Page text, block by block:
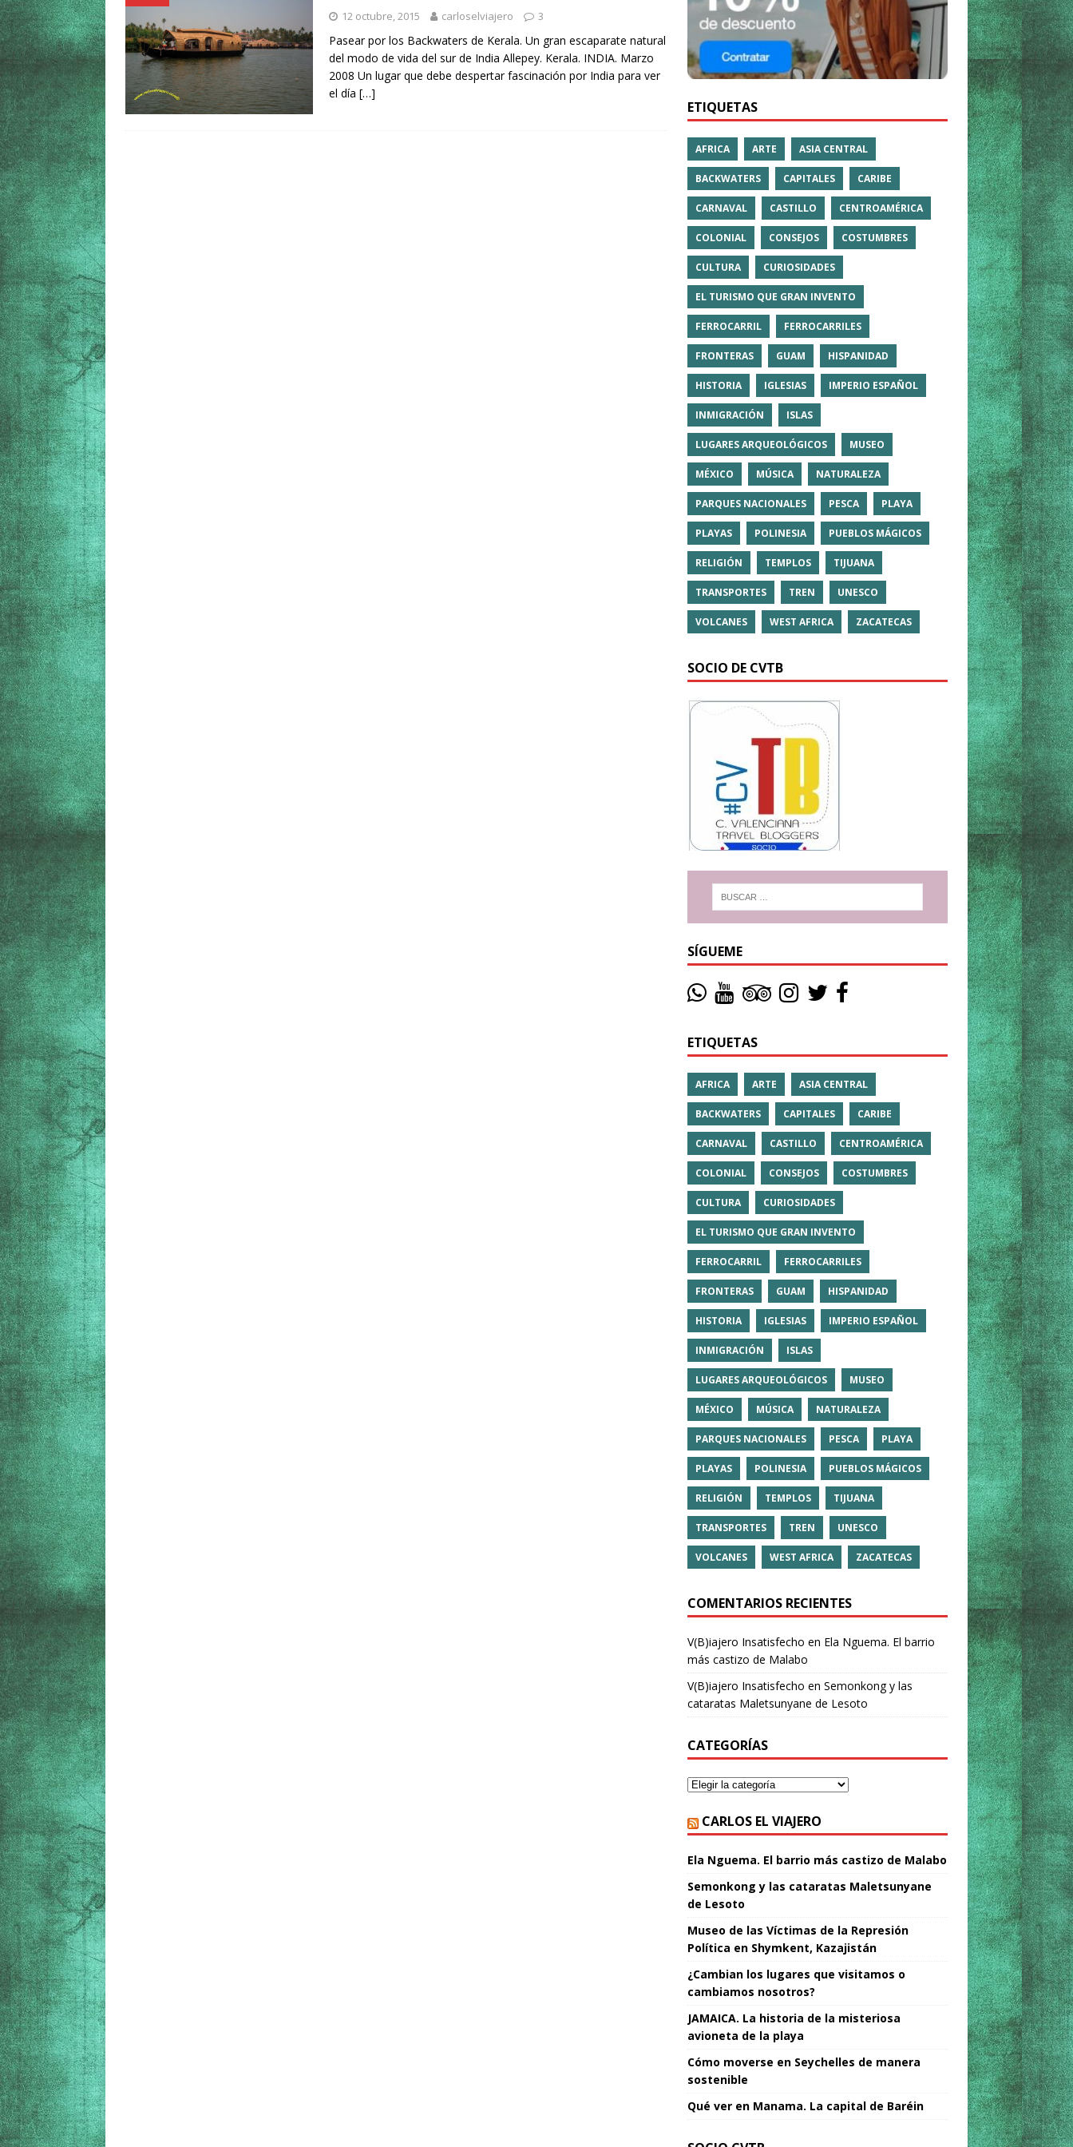
12 octubre, 2015 carloselviajero 3
Pasear por los Backwaters de Kerala. Un gran escaparate natural
del modo de vida del sur de India Allepey. Kerala. INDIA. Marzo
2008 Un lugar que debe despertar fascinación por India para ver
el día […]
ETIQUETAS
AFRICA ARTE ASIA CENTRAL
BACKWATERS CAPITALES CARIBE
CARNAVAL CASTILLO CENTROAMÉRICA
COLONIAL CONSEJOS COSTUMBRES
CULTURA CURIOSIDADES
EL TURISMO QUE GRAN INVENTO
FERROCARRIL FERROCARRILES
FRONTERAS GUAM HISPANIDAD
HISTORIA IGLESIAS IMPERIO ESPAÑOL
INMIGRACIÓN ISLAS
LUGARES ARQUEOLÓGICOS MUSEO
MÉXICO MÚSICA NATURALEZA
PARQUES NACIONALES PESCA PLAYA
PLAYAS POLINESIA PUEBLOS MÁGICOS
RELIGIÓN TEMPLOS TIJUANA
TRANSPORTES TREN UNESCO
VOLCANES WEST AFRICA ZACATECAS
SOCIO DE CVTB
SÍGUEME
ETIQUETAS
AFRICA ARTE ASIA CENTRAL
BACKWATERS CAPITALES CARIBE
CARNAVAL CASTILLO CENTROAMÉRICA
COLONIAL CONSEJOS COSTUMBRES
CULTURA CURIOSIDADES
EL TURISMO QUE GRAN INVENTO
FERROCARRIL FERROCARRILES
FRONTERAS GUAM HISPANIDAD
HISTORIA IGLESIAS IMPERIO ESPAÑOL
INMIGRACIÓN ISLAS
LUGARES ARQUEOLÓGICOS MUSEO
MÉXICO MÚSICA NATURALEZA
PARQUES NACIONALES PESCA PLAYA
PLAYAS POLINESIA PUEBLOS MÁGICOS
RELIGIÓN TEMPLOS TIJUANA
TRANSPORTES TREN UNESCO
VOLCANES WEST AFRICA ZACATECAS
COMENTARIOS RECIENTES
V(B)iajero Insatisfecho en Ela Nguema. El barrio
más castizo de Malabo
V(B)iajero Insatisfecho en Semonkong y las
cataratas Maletsunyane de Lesoto
CATEGORÍAS
CARLOS EL VIAJERO
Ela Nguema. El barrio más castizo de Malabo
Semonkong y las cataratas Maletsunyane
de Lesoto
Museo de las Víctimas de la Represión
Política en Shymkent, Kazajistán
¿Cambian los lugares que visitamos o
cambiamos nosotros?
JAMAICA. La historia de la misteriosa
avioneta de la playa
Cómo moverse en Seychelles de manera
sostenible
Qué ver en Manama. La capital de Baréin